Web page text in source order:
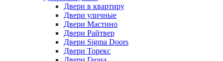
Двери в квартиру
Двери уличные
Двери Мастино
Двери Райтвер
Двери Sigma Doors
Двери Торекс